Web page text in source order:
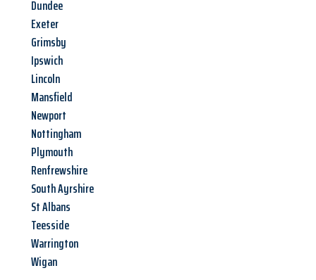
Dundee
Exeter
Grimsby
Ipswich
Lincoln
Mansfield
Newport
Nottingham
Plymouth
Renfrewshire
South Ayrshire
St Albans
Teesside
Warrington
Wigan